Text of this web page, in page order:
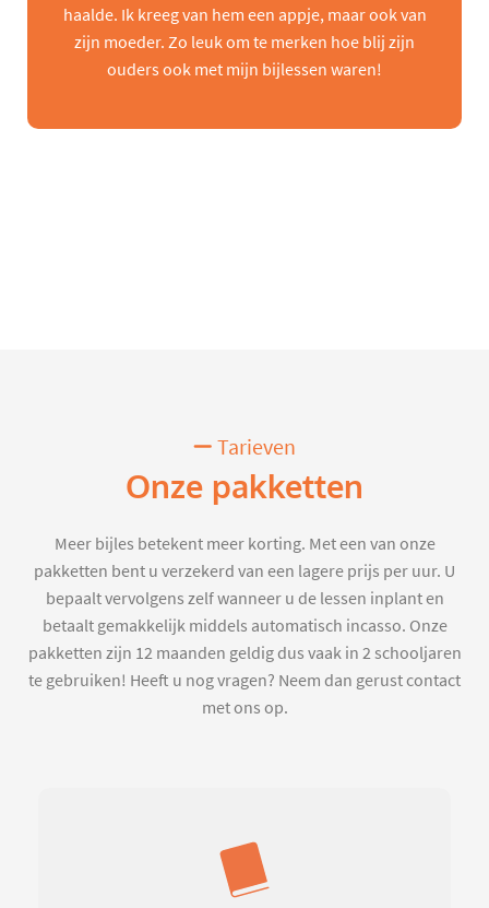
haalde. Ik kreeg van hem een appje, maar ook van
zijn moeder. Zo leuk om te merken hoe blij zijn
ouders ook met mijn bijlessen waren!
Tarieven
Onze pakketten
Meer bijles betekent meer korting. Met een van onze
pakketten bent u verzekerd van een lagere prijs per uur. U
bepaalt vervolgens zelf wanneer u de lessen inplant en
betaalt gemakkelijk middels automatisch incasso. Onze
pakketten zijn 12 maanden geldig dus vaak in 2 schooljaren
te gebruiken! Heeft u nog vragen? Neem dan gerust contact
met ons op.